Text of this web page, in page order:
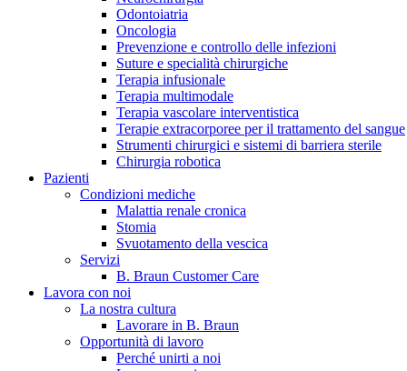
Campione stomia o cateteri
Richiedi gratuitamente un campione al nostro Customer Care,
Trova la tua opportunità di lavoro!
Scopri le opportunità di carriera del Gruppo B. Braun. Visita il
Odontoiatria
Oncologia
Prevenzione e controllo delle infezioni
Suture e specialità chirurgiche
Terapia infusionale
Terapia multimodale
Terapia vascolare interventistica
Terapie extracorporee per il trattamento del sangue
Strumenti chirurgici e sistemi di barriera sterile
Chirurgia robotica
Pazienti
Condizioni mediche
Malattia renale cronica
Stomia
Svuotamento della vescica
Servizi
B. Braun Customer Care
Lavora con noi
La nostra cultura
Lavorare in B. Braun
Opportunità di lavoro
Perché unirti a noi